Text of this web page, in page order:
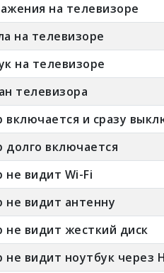
на телевизоре
на телевизоре
на телевизоре
телевизора
включается и сразу
долго включается
не видит Wi-Fi
не видит антенну
не видит жесткий диск
не видит ноутбук через